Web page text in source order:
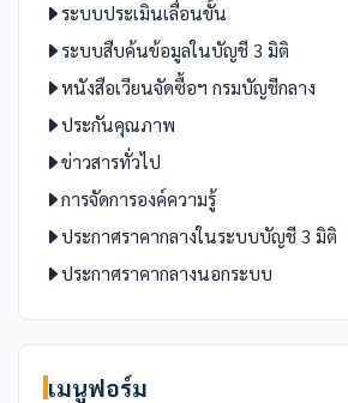
ระบบประเมินเลื่อนขั้น
ระบบสืบค้นข้อมูลในบัญชี 3 มิติ
หนังสือเวียนจัดซื้อฯ กรมบัญชีกลาง
ประกันคุณภาพ
ข่าวสารทั่วไป
การจัดการองค์ความรู้
ประกาศราคากลางในระบบบัญชี 3 มิติ
ประกาศราคากลางนอกระบบ
เมนูฟอร์ม